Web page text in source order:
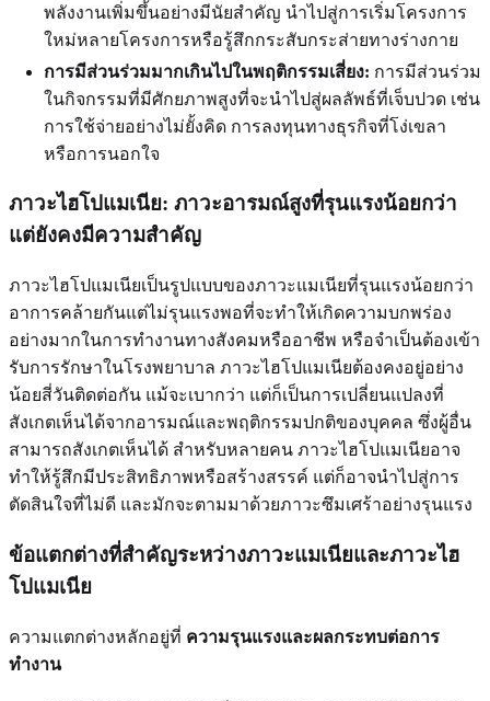
พลังงานเพิ่มขึ้นอย่างมีนัยสำคัญ นำไปสู่การเริ่มโครงการ
ใหม่หลายโครงการหรือรู้สึกกระสับกระส่ายทางร่างกาย
การมีส่วนร่วมมากเกินไปในพฤติกรรมเสี่ยง: การมีส่วนร่วม
ในกิจกรรมที่มีศักยภาพสูงที่จะนำไปสู่ผลลัพธ์ที่เจ็บปวด เช่น
การใช้จ่ายอย่างไม่ยั้งคิด การลงทุนทางธุรกิจที่โง่เขลา
หรือการนอกใจ
ภาวะไฮโปแมเนีย: ภาวะอารมณ์สูงที่รุนแรงน้อยกว่า
แต่ยังคงมีความสำคัญ
ภาวะไฮโปแมเนียเป็นรูปแบบของภาวะแมเนียที่รุนแรงน้อยกว่า
อาการคล้ายกันแต่ไม่รุนแรงพอที่จะทำให้เกิดความบกพร่อง
อย่างมากในการทำงานทางสังคมหรืออาชีพ หรือจำเป็นต้องเข้า
รับการรักษาในโรงพยาบาล ภาวะไฮโปแมเนียต้องคงอยู่อย่าง
น้อยสี่วันติดต่อกัน แม้จะเบากว่า แต่ก็เป็นการเปลี่ยนแปลงที่
สังเกตเห็นได้จากอารมณ์และพฤติกรรมปกติของบุคคล ซึ่งผู้อื่น
สามารถสังเกตเห็นได้ สำหรับหลายคน ภาวะไฮโปแมเนียอาจ
ทำให้รู้สึกมีประสิทธิภาพหรือสร้างสรรค์ แต่ก็อาจนำไปสู่การ
ตัดสินใจที่ไม่ดี และมักจะตามมาด้วยภาวะซึมเศร้าอย่างรุนแรง
ข้อแตกต่างที่สำคัญระหว่างภาวะแมเนียและภาวะไฮ
โปแมเนีย
ความแตกต่างหลักอยู่ที่ ความรุนแรงและผลกระทบต่อการ
ทำงาน